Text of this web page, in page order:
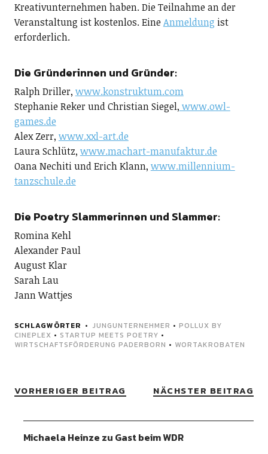
Kreativunternehmen haben. Die Teilnahme an der
Veranstaltung ist kostenlos. EineAnmeldung ist
erforderlich.
Die Gründerinnen und Gründer:
Ralph Driller, www.konstruktum.com
Stephanie Reker und Christian Siegel, www.owl-
games.de
Alex Zerr, www.xxl-art.de
Laura Schlütz, www.machart-manufaktur.de
Oana Nechiti und Erich Klann, www.millennium-
tanzschule.de
Die Poetry Slammerinnen und Slammer:
Romina Kehl
Alexander Paul
August Klar
Sarah Lau
Jann Wattjes
SCHLAGWÖRTER JUNGUNTERNEHMER • POLLUX BY
CINEPLEX • STARTUP MEETS POETRY •
WIRTSCHAFTSFÖRDERUNG PADERBORN • WORTAKROBATEN
VORHERIGER BEITRAG NÄCHSTER BEITRAG
Michaela Heinze zu Gast beim WDR